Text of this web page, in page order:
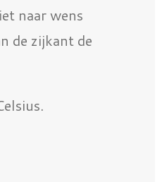
naar wens
de zijkant de